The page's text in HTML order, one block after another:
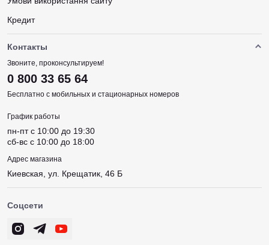
Кредит
Контакты
Звоните, проконсультируем!
0 800 33 65 64
Бесплатно с мобильных и стационарных номеров
График работы
пн-пт c 10:00 до 19:30
сб-вс c 10:00 до 18:00
Адрес магазина
Киевская, ул. Крещатик, 46 Б
Соцсети